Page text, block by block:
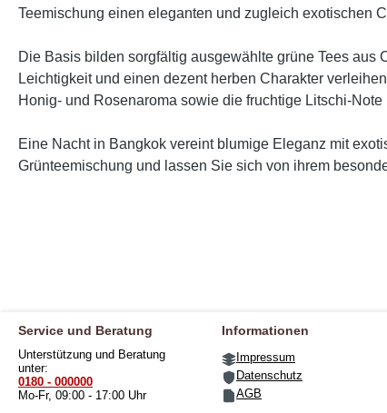
Teemischung einen eleganten und zugleich exotischen
Die Basis bilden sorgfältig ausgewählte grüne Tees
Leichtigkeit und einen dezent herben Charakter
Honig- und Rosenaroma sowie die fruchtige Litschi-
Eine Nacht in Bangkok vereint blumige Eleganz mit
Grünteemischung und lassen Sie sich von ihrem
Service und Beratung
Unterstützung und Beratung
unter:
0180 - 000000
Mo-Fr, 09:00 - 17:00 Uhr
Informationen
Impressum
Datenschutz
AGB